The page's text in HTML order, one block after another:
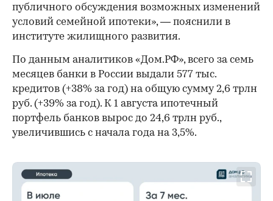
публичного обсуждения возможных изменений
условий семейной ипотеки», — пояснили в
институте жилищного развития.
По данным аналитиков «Дом.РФ», всего за семь
месяцев банки в России выдали 577 тыс.
кредитов (+38% за год) на общую сумму 2,6 трлн
руб. (+39% за год). К 1 августа ипотечный
портфель банков вырос до 24,6 трлн руб.,
увеличившись с начала года на 3,5%.